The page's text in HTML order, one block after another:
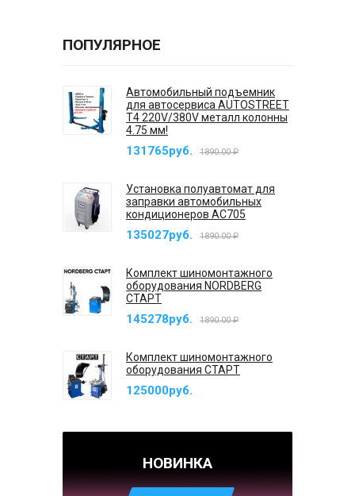
ПОПУЛЯРНОЕ
Автомобильный подъемник
для автосервиса AUTOSTREET
T4 220V/380V металл колонны
4.75 мм!
131765руб. 1890.00 ₽
Установка полуавтомат для
заправки автомобильных
кондиционеров AC705
135027руб. 1890.00 ₽
Комплект шиномонтажного
оборудования NORDBERG
СТАРТ
145278руб. 1890.00 ₽
Комплект шиномонтажного
оборудования СТАРТ
125000руб.
НОВИНКА